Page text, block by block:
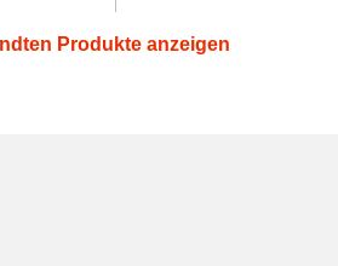
Produkte anzeigen